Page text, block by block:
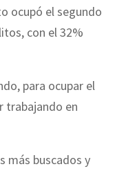
ocupó el segundo
con el 32%
para ocupar el
trabajando en
más buscados y